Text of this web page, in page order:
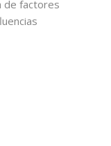
de factores